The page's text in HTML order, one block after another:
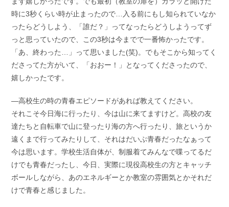
時に3秒くらい時が止まったので…入る前にもし知られていなか
ったらどうしよう、「誰だ？」ってなったらどうしようってず
っと思っていたので、この3秒は今までで一番怖かったです。
「あ、終わった…」って思いました(笑)。でもそこから知ってく
ださってた方がいて、「おおー！」となってくださったので、
嬉しかったです。
―高校生の時の青春エピソードがあれば教えてください。
それこそ今日海に行ったり、今は山に来てますけど。高校の友
達たちと自転車で山に登ったり海の方へ行ったり、旅というか
遠くまで行ってみたりして、それはだいぶ青春だったなぁって
今は思います。学校生活自体が、制服着てみんなで喋ってるだ
けでも青春だったし、今日、実際に現役高校生の方とキャッチ
ボールしながら、あのエネルギーとか教室の雰囲気とかそれだ
けで青春と感じました。